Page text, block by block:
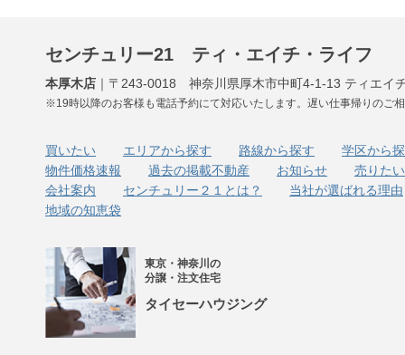
センチュリー21 ティ・エイチ・ライフ
本厚木店 ｜〒243-0018 神奈川県厚木市中町4-1-13 ティエ
※19時以降のお客様も電話予約にて対応いたします。遅い仕事帰りのご
買いたい エリアから探す 路線から探す
学区から
物件価格速報
過去の掲載不動産 お知らせ
売りたい
会社案内
センチュリー２１とは？
当社が選ばれる理由
地域の知恵袋
東京・神奈川の
分譲・注文住宅
タイセーハウジング